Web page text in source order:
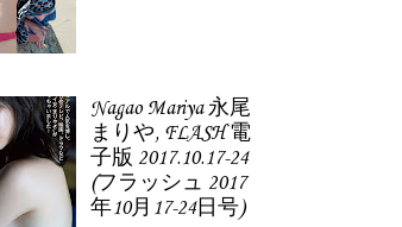
Nagao Mariya 永尾
まりや, FLASH 電
子版 2017.10.17-24
(フラッシュ 2017
年10月17-24日号)